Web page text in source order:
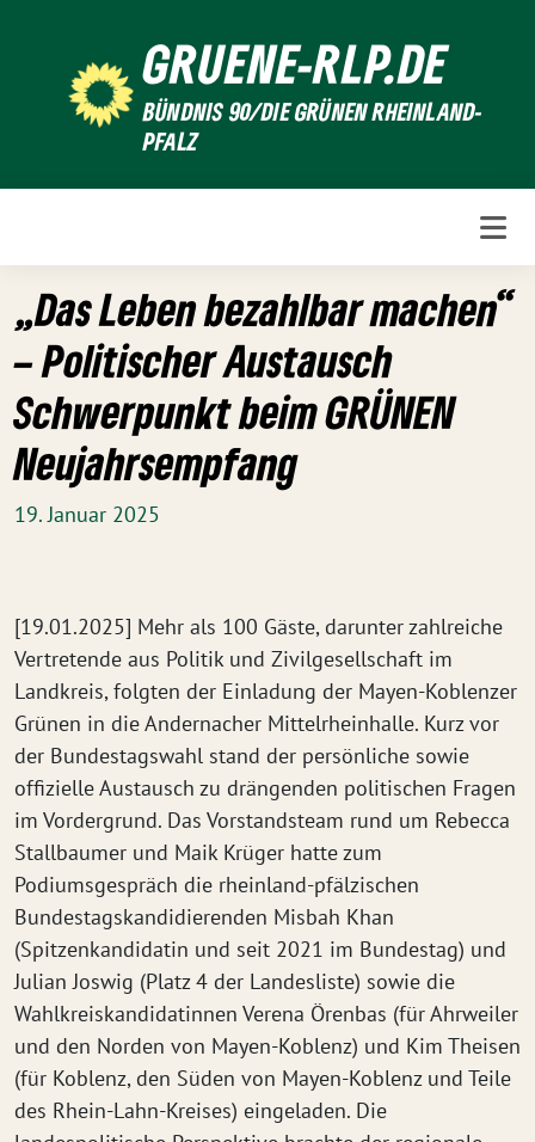
GRUENE-RLP.DE
BÜNDNIS 90/DIE GRÜNEN RHEINLAND-
PFALZ
„Das Leben bezahlbar machen“
– Politischer Austausch
Schwerpunkt beim GRÜNEN
Neujahrsempfang
19. Januar 2025
[19.01.2025] Mehr als 100 Gäste, darunter zahlreiche
Vertretende aus Politik und Zivilgesellschaft im
Landkreis, folgten der Einladung der Mayen-Koblenzer
Grünen in die Andernacher Mittelrheinhalle. Kurz vor
der Bundestagswahl stand der persönliche sowie
offizielle Austausch zu drängenden politischen Fragen
im Vordergrund. Das Vorstandsteam rund um Rebecca
Stallbaumer und Maik Krüger hatte zum
Podiumsgespräch die rheinland-pfälzischen
Bundestagskandidierenden Misbah Khan
(Spitzenkandidatin und seit 2021 im Bundestag) und
Julian Joswig (Platz 4 der Landesliste) sowie die
Wahlkreiskandidatinnen Verena Örenbas (für Ahrweiler
und den Norden von Mayen-Koblenz) und Kim Theisen
(für Koblenz, den Süden von Mayen-Koblenz und Teile
des Rhein-Lahn-Kreises) eingeladen. Die